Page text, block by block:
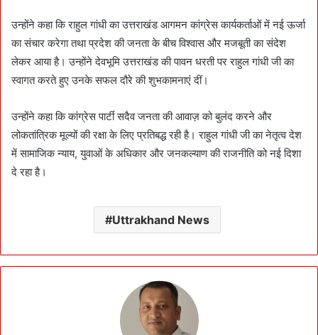
उन्होंने कहा कि राहुल गांधी का उत्तराखंड आगमन कांग्रेस कार्यकर्ताओं में नई ऊर्जा
का संचार करेगा तथा प्रदेश की जनता के बीच विश्वास और मजबूती का संदेश
लेकर आया है। उन्होंने देवभूमि उत्तराखंड की पावन धरती पर राहुल गांधी जी का
स्वागत करते हुए उनके सफल दौरे की शुभकामनाएं दीं।
उन्होंने कहा कि कांग्रेस पार्टी सदैव जनता की आवाज़ को बुलंद करने और
लोकतांत्रिक मूल्यों की रक्षा के लिए प्रतिबद्ध रही है। राहुल गांधी जी का नेतृत्व देश
में सामाजिक न्याय, युवाओं के अधिकार और जनकल्याण की राजनीति को नई दिशा
दे रहा है।
Uttrakhand News